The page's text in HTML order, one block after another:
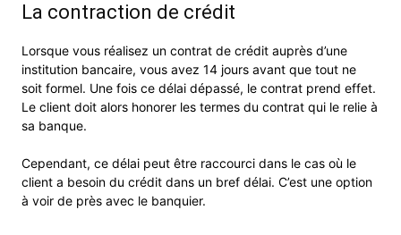
La contraction de crédit
Lorsque vous réalisez un contrat de crédit auprès d’une
institution bancaire, vous avez 14 jours avant que tout ne
soit formel. Une fois ce délai dépassé, le contrat prend effet.
Le client doit alors honorer les termes du contrat qui le relie à
sa banque.
Cependant, ce délai peut être raccourci dans le cas où le
client a besoin du crédit dans un bref délai. C’est une option
à voir de près avec le banquier.